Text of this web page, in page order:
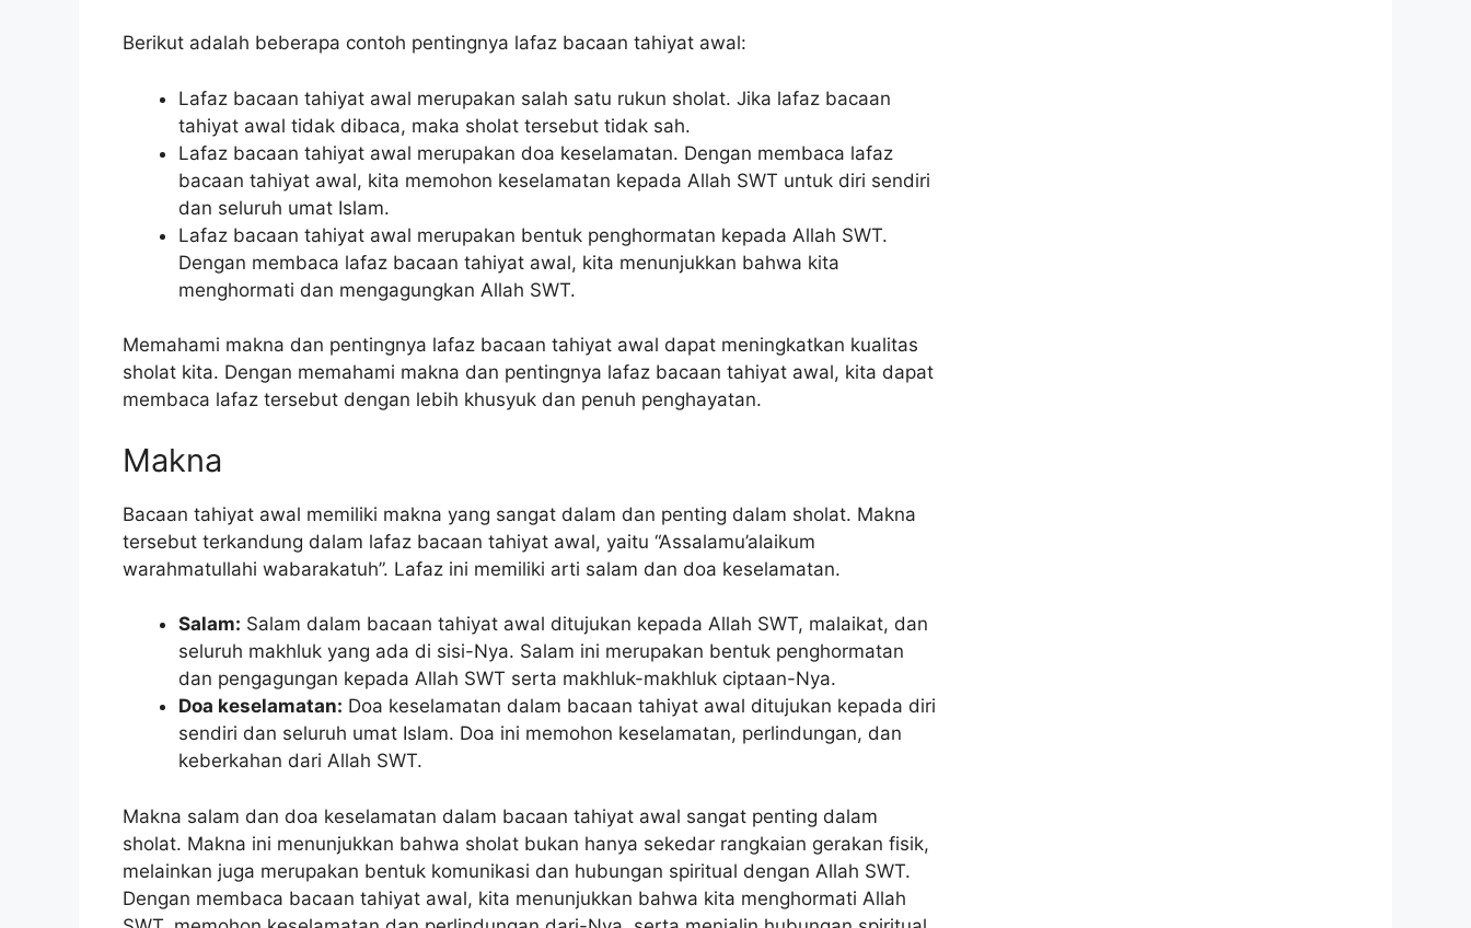
Berikut adalah beberapa contoh pentingnya lafaz bacaan tahiyat awal:
Lafaz bacaan tahiyat awal merupakan salah satu rukun sholat. Jika lafaz bacaan
tahiyat awal tidak dibaca, maka sholat tersebut tidak sah.
Lafaz bacaan tahiyat awal merupakan doa keselamatan. Dengan membaca lafaz
bacaan tahiyat awal, kita memohon keselamatan kepada Allah SWT untuk diri sendiri
dan seluruh umat Islam.
Lafaz bacaan tahiyat awal merupakan bentuk penghormatan kepada Allah SWT.
Dengan membaca lafaz bacaan tahiyat awal, kita menunjukkan bahwa kita
menghormati dan mengagungkan Allah SWT.
Memahami makna dan pentingnya lafaz bacaan tahiyat awal dapat meningkatkan kualitas
sholat kita. Dengan memahami makna dan pentingnya lafaz bacaan tahiyat awal, kita dapat
membaca lafaz tersebut dengan lebih khusyuk dan penuh penghayatan.
Makna
Bacaan tahiyat awal memiliki makna yang sangat dalam dan penting dalam sholat. Makna
tersebut terkandung dalam lafaz bacaan tahiyat awal, yaitu “Assalamu’alaikum
warahmatullahi wabarakatuh”. Lafaz ini memiliki arti salam dan doa keselamatan.
Salam: Salam dalam bacaan tahiyat awal ditujukan kepada Allah SWT, malaikat, dan
seluruh makhluk yang ada di sisi-Nya. Salam ini merupakan bentuk penghormatan
dan pengagungan kepada Allah SWT serta makhluk-makhluk ciptaan-Nya.
Doa keselamatan: Doa keselamatan dalam bacaan tahiyat awal ditujukan kepada diri
sendiri dan seluruh umat Islam. Doa ini memohon keselamatan, perlindungan, dan
keberkahan dari Allah SWT.
Makna salam dan doa keselamatan dalam bacaan tahiyat awal sangat penting dalam
sholat. Makna ini menunjukkan bahwa sholat bukan hanya sekedar rangkaian gerakan fisik,
melainkan juga merupakan bentuk komunikasi dan hubungan spiritual dengan Allah SWT.
Dengan membaca bacaan tahiyat awal, kita menunjukkan bahwa kita menghormati Allah